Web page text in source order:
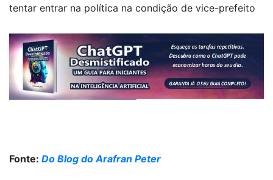
tentar entrar na política na condição de vice-prefeito
Fonte: Do Blog do Arafran Peter